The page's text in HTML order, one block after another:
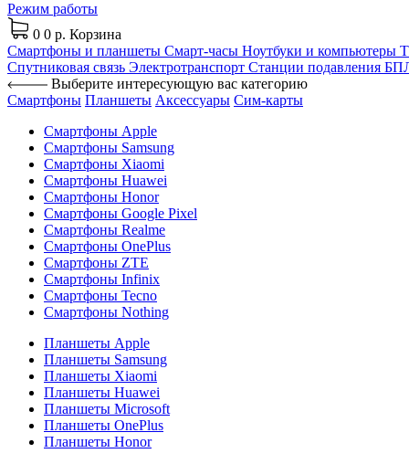
Режим работы
0 0 р. Корзина
Смартфоны и планшеты Смарт-часы Ноутбуки и компьютеры
Спутниковая связь Электротранспорт Станции подавления
Выберите интересующую вас категорию
Смартфоны Планшеты Аксессуары Сим-карты
Смартфоны Apple
Смартфоны Samsung
Смартфоны Xiaomi
Смартфоны Huawei
Смартфоны Honor
Смартфоны Google Pixel
Смартфоны Realme
Смартфоны OnePlus
Смартфоны ZTE
Смартфоны Infinix
Смартфоны Tecno
Смартфоны Nothing
Планшеты Apple
Планшеты Samsung
Планшеты Xiaomi
Планшеты Huawei
Планшеты Microsoft
Планшеты OnePlus
Планшеты Honor